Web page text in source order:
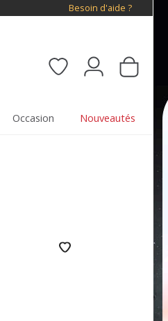
Besoin d'aide ?
Occasion Nouveautés